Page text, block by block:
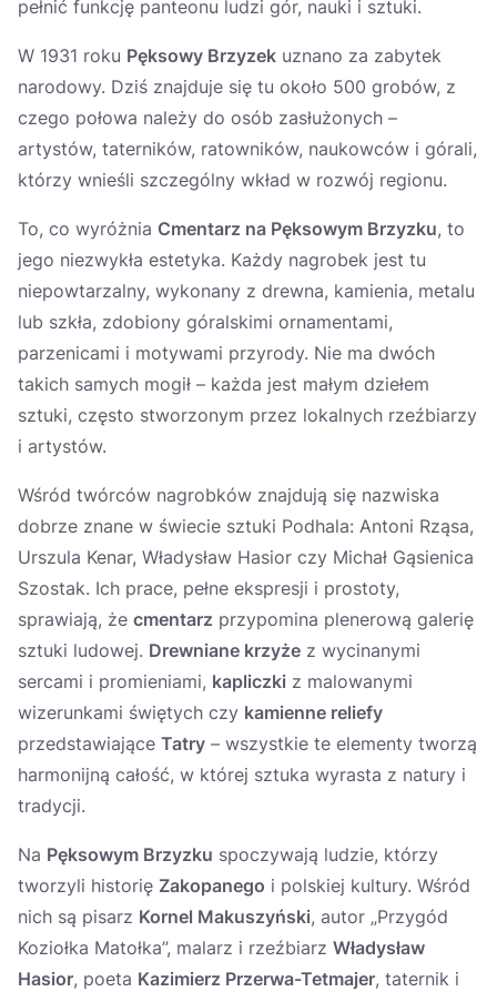
pełnić funkcję panteonu ludzi gór, nauki i sztuki.
W 1931 roku Pęksowy Brzyzek uznano za zabytek
narodowy. Dziś znajduje się tu około 500 grobów, z
czego połowa należy do osób zasłużonych –
artystów, taterników, ratowników, naukowców i górali,
którzy wnieśli szczególny wkład w rozwój regionu.
To, co wyróżnia Cmentarz na Pęksowym Brzyzku, to
jego niezwykła estetyka. Każdy nagrobek jest tu
niepowtarzalny, wykonany z drewna, kamienia, metalu
lub szkła, zdobiony góralskimi ornamentami,
parzenicami i motywami przyrody. Nie ma dwóch
takich samych mogił – każda jest małym dziełem
sztuki, często stworzonym przez lokalnych rzeźbiarzy
i artystów.
Wśród twórców nagrobków znajdują się nazwiska
dobrze znane w świecie sztuki Podhala: Antoni Rząsa,
Urszula Kenar, Władysław Hasior czy Michał Gąsienica
Szostak. Ich prace, pełne ekspresji i prostoty,
sprawiają, że cmentarz przypomina plenerową galerię
sztuki ludowej. Drewniane krzyże z wycinanymi
sercami i promieniami, kapliczki z malowanymi
wizerunkami świętych czy kamienne reliefy
przedstawiające Tatry – wszystkie te elementy tworzą
harmonijną całość, w której sztuka wyrasta z natury i
tradycji.
Na Pęksowym Brzyzku spoczywają ludzie, którzy
tworzyli historię Zakopanego i polskiej kultury. Wśród
nich są pisarz Kornel Makuszyński, autor „Przygód
Koziołka Matołka”, malarz i rzeźbiarz Władysław
Hasior, poeta Kazimierz Przerwa-Tetmajer, taternik i